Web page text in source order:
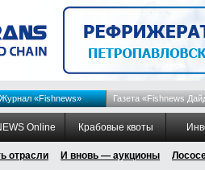
Журнал «Fishnews» Газета «Fishnews
Online Крабовые квоты
отрасли И вновь — аукционы